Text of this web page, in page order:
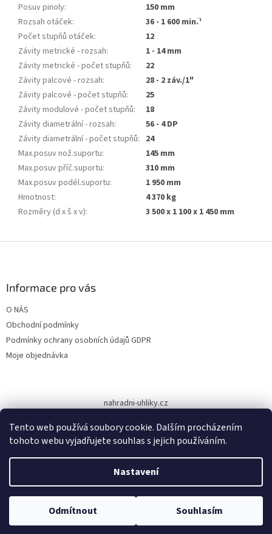
Tento web používá soubory cookie. Dalším procházením
tohoto webu vyjadřujete souhlas s jejich používáním.
Nastavení
Odmítnout Souhlasím
Posuv pinoly:
150 mm
Rozsah otáček:
36 - 1 600 min.ֿ¹
Počet stupňů otáček:
12
Závity metrické - rozsah:
1 - 14 mm
Závity metrické - počet stupňů:
22
Závity palcové - rozsah:
28 - 2 záv./1"
Závity palcové - počet stupňů:
25
Závity modulové - počet stupňů:
18
Závity diametrální - rozsah:
56 - 4 DP
Závity diametrální - počet stupňů: 24
Max.posuv nož.suportu:
145 mm
Max.posuv příč.suportu:
310 mm
Max.posuv podél.suportu:
1 950 mm
Hmotnost:
4 370 kg
Rozměry (d x š x v): 3 500 x 1 100 x 1 450 mm
Informace pro vás
O NÁS
Obchodní podmínky
Podmínky ochrany osobních údajů GDPR
Moje objednávka
nahradni-uhliky.cz
Copyright 2026www.dodilny.cz. Všechna práva vyhrazena.Upravit